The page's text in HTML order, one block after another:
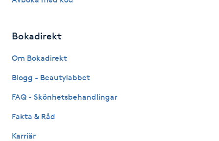
Käkledsbehandling
Lashlift Keratin
Bokadirekt
Om Bokadirekt
Blogg - Beautylabbet
FAQ - Skönhetsbehandlingar
Fakta & Råd
Karriär